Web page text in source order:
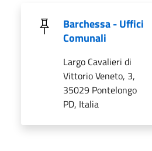
Barchessa - Uffici
Comunali
Largo Cavalieri di
Vittorio Veneto, 3,
35029 Pontelongo
PD, Italia